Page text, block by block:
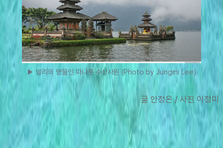
▶ 발리의 명물인 따나룻 수상사원 (Photo by Jungmi Lee)
글 안정은 / 사진 이정미
맨 위로
여행지